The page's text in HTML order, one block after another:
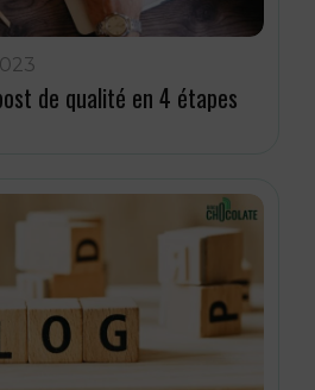
de qualité en 4 étapes